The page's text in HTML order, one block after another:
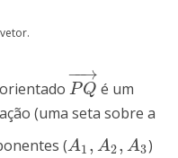
PQ
−→
−
PQ→é um
(uma seta sobre a
(A1 , A2, A3
A1, A2,A3
)